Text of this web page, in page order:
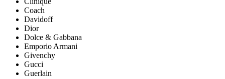
Coach
Davidoff
Dior
Dolce & Gabbana
Emporio Armani
Givenchy
Gucci
Guerlain